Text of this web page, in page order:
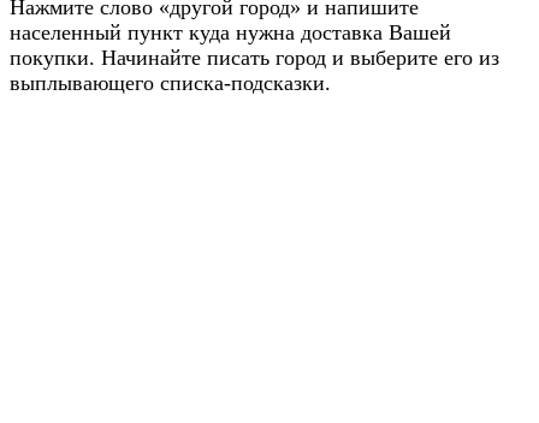
Нажмите слово «другой город» и напишите
населенный пункт куда нужна доставка Вашей
покупки. Начинайте писать город и выберите его из
выплывающего списка-подсказки.